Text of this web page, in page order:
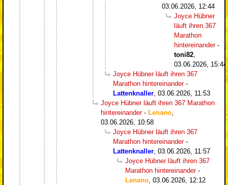
03.06.2026, 12:44
Joyce Hübner
läuft ihren 367
Marathon
hintereinander-
toni82,
03.06.2026, 15:44
Joyce Hübner läuft ihren 367
Marathon hintereinander-
Lattenknaller, 03.06.2026, 11:53
Joyce Hübner läuft ihren 367 Marathon
hintereinander- Lenano,
03.06.2026, 10:58
Joyce Hübner läuft ihren 367
Marathon hintereinander-
Lattenknaller, 03.06.2026, 11:57
Joyce Hübner läuft ihren 367
Marathon hintereinander-
Lenano, 03.06.2026, 12:12